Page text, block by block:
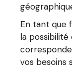
En tant que
la possibilité
vos besoins